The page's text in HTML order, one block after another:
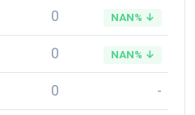
0 NAN% ↓
0 NAN% ↓
0 -